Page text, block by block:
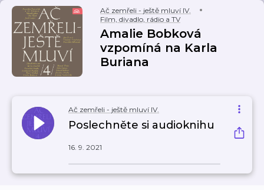
Ač zemřeli - ještě mluví IV.
Film, divadlo, rádio a TV
Amalie Bobková
vzpomíná na Karla
Buriana
Ač zemřeli - ještě mluví IV.
Poslechněte si audioknihu
16. 9. 2021